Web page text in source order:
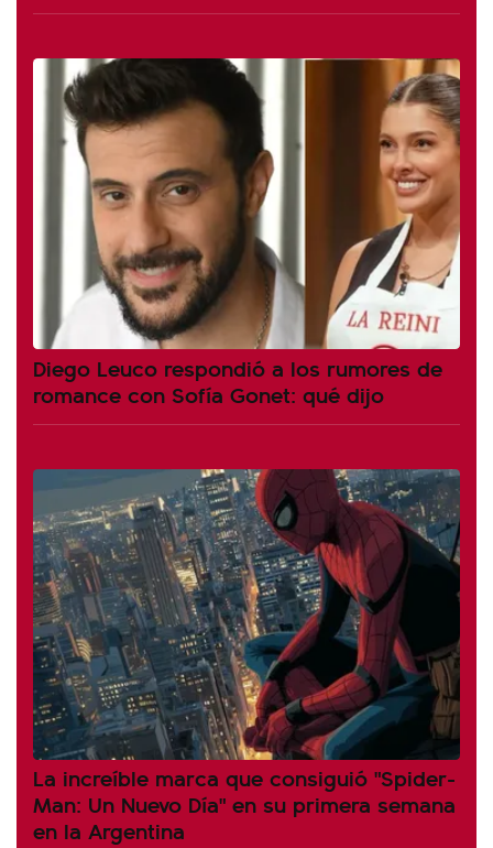
Diego Leuco respondió a los rumores de
romance con Sofía Gonet: qué dijo
La increíble marca que consiguió "Spider-
Man: Un Nuevo Día" en su primera semana
en la Argentina